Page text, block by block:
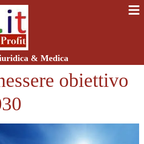
& Medica
obiettivo